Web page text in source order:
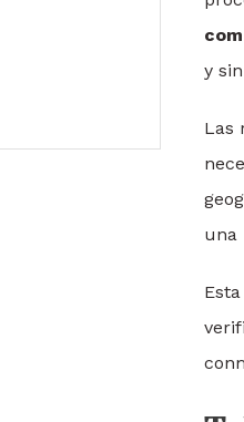
y
Las
una